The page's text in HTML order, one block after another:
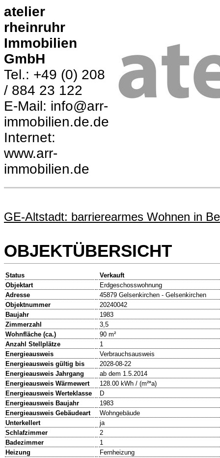
atelier
rheinruhr
Immobilien
GmbH
Tel.: +49 (0) 208
/ 884 23 122
E-Mail: info@arr-
immobilien.de.de
Internet:
www.arr-
immobilien.de
GE-Altstadt: barrierearmes Wohnen in
OBJEKTÜBERSICHT
Status
Verkauft
Objektart
Erdgeschosswohnung
Adresse
45879 Gelsenkirchen - Gelsenkirchen
Objektnummer
20240042
Baujahr
1983
Zimmerzahl
3,5
Wohnfläche (ca.)
90 m²
Anzahl Stellplätze
1
Energieausweis
Verbrauchsausweis
Energieausweis gültig bis
2028-08-22
Energieausweis Jahrgang
ab dem 1.5.2014
Energieausweis Wärmewert
128.00 kWh / (m²*a)
Energieausweis Werteklasse
D
Energieausweis Baujahr
1983
Energieausweis Gebäudeart
Wohngebäude
Unterkellert
ja
Schlafzimmer
2
Badezimmer
1
Heizung
Fernheizung